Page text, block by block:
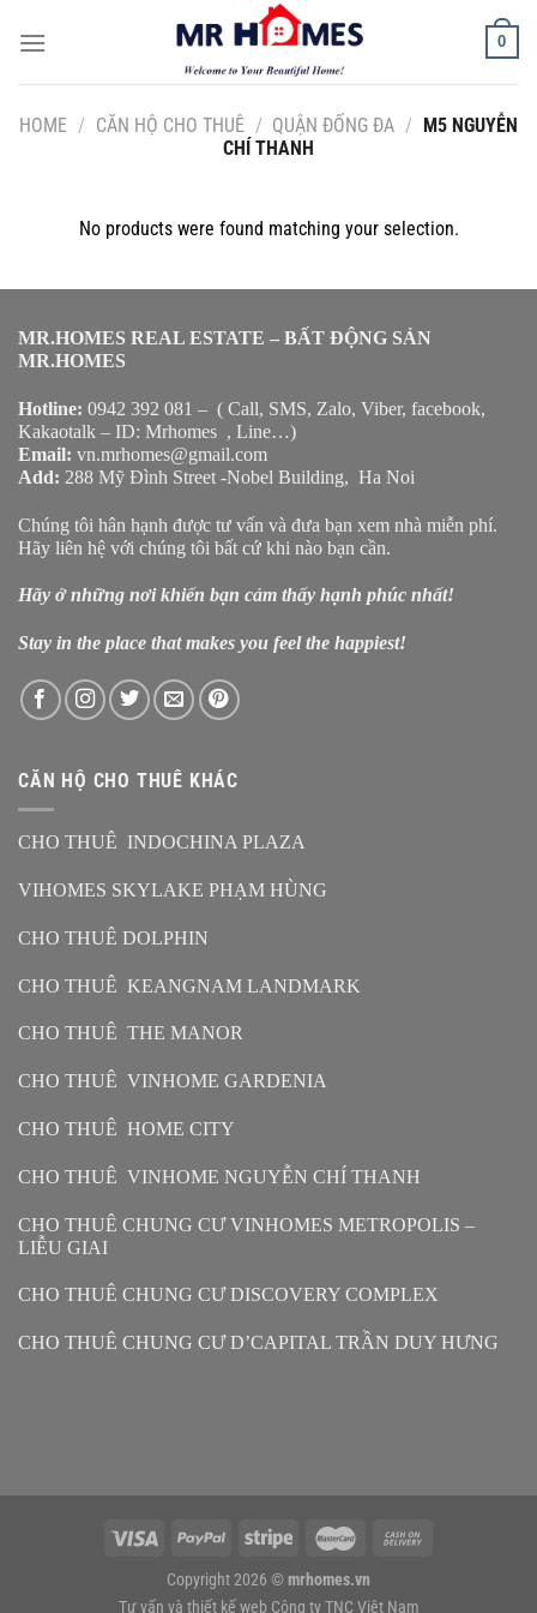
0
HOME / CĂN HỘ CHO THUÊ / QUẬN ĐỐNG ĐA / M5 NGUYỄN
CHÍ THANH
No products were found matching your selection.
MR.HOMES REAL ESTATE – BẤT ĐỘNG SẢN
MR.HOMES
Hotline: 0942 392 081 – ( Call, SMS, Zalo, Viber, facebook,
Kakaotalk – ID: Mrhomes , Line…)
Email: vn.mrhomes@gmail.com
Add: 288 Mỹ Đình Street -Nobel Building, Ha Noi
Chúng tôi hân hạnh được tư vấn và đưa bạn xem nhà miễn phí.
Hãy liên hệ với chúng tôi bất cứ khi nào bạn cần.
Hãy ở những nơi khiến bạn cảm thấy hạnh phúc nhất!
Stay in the place that makes you feel the happiest!
CĂN HỘ CHO THUÊ KHÁC
CHO THUÊ INDOCHINA PLAZA
VIHOMES SKYLAKE PHẠM HÙNG
CHO THUÊ DOLPHIN
CHO THUÊ KEANGNAM LANDMARK
CHO THUÊ THE MANOR
CHO THUÊ VINHOME GARDENIA
CHO THUÊ HOME CITY
CHO THUÊ VINHOME NGUYỄN CHÍ THANH
CHO THUÊ CHUNG CƯ VINHOMES METROPOLIS –
LIỄU GIAI
CHO THUÊ CHUNG CƯ DISCOVERY COMPLEX
CHO THUÊ CHUNG CƯ D’CAPITAL TRẦN DUY HƯNG
Copyright 2026 © mrhomes.vn
Tư vấn và thiết kế web Công ty TNC Việt Nam